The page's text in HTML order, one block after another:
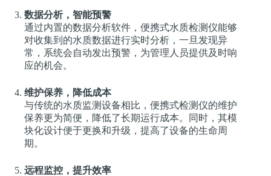
数据分析，智能预警
通过内置的数据分析软件，便携式水质检测仪能够
对收集到的水质数据进行实时分析，一旦发现异
常，系统会自动发出预警，为管理人员提供及时响
应的机会。
维护保养，降低成本
与传统的水质监测设备相比，便携式检测仪的维护
保养更为简便，降低了长期运行成本。同时，其模
块化设计便于更换和升级，提高了设备的生命周
期。
远程监控，提升效率